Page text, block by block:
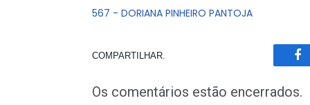
567 - DORIANA PINHEIRO PANTOJA
COMPARTILHAR.
Os comentários estão encerrados.